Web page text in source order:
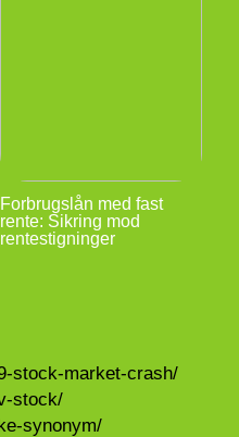
Forbrugslån med fast
rente: Sikring mod
rentestigninger
stock-market-crash/
stock/
synonym/